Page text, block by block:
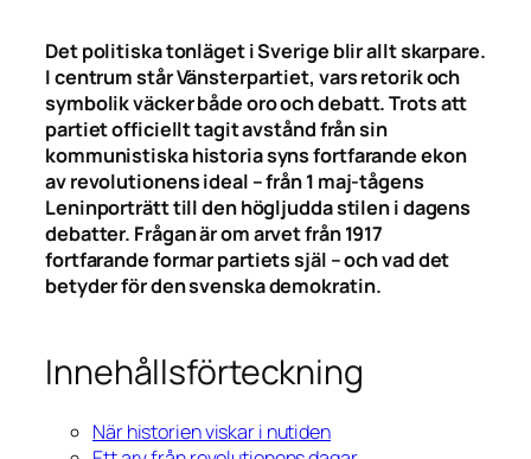
Det politiska tonläget i Sverige blir allt skarpare.
I centrum står Vänsterpartiet, vars retorik och
symbolik väcker både oro och debatt. Trots att
partiet officiellt tagit avstånd från sin
kommunistiska historia syns fortfarande ekon
av revolutionens ideal – från 1 maj-tågens
Leninporträtt till den högljudda stilen i dagens
debatter. Frågan är om arvet från 1917
fortfarande formar partiets själ – och vad det
betyder för den svenska demokratin.
Innehållsförteckning
När historien viskar i nutiden